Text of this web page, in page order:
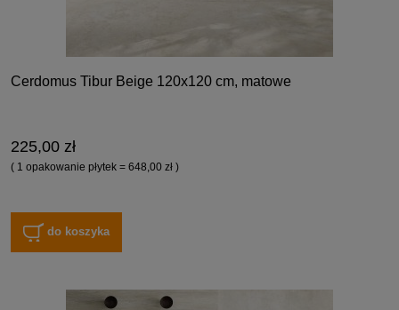
Cerdomus Tibur Beige 120x120 cm, matowe
225,00 zł
( 1 opakowanie płytek = 648,00 zł )
do koszyka